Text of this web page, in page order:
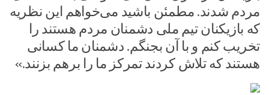
مردم شدند. مطمئن باشید می‌خواهم این نظریه
که بازیکنان تیم ملی دشمنان مردم هستند را
تخریب کنم و با آن بجنگم. دشمنان ما کسانی
هستند که تلاش کردند تمرکز ما را برهم بزنند.»